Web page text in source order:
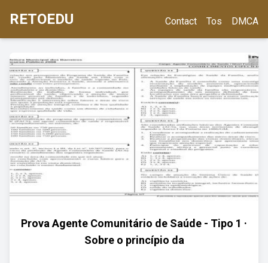
RETOEDU Contact Tos DMCA
Prova Agente Comunitário de Saúde - Tipo 1 ·
Sobre o princípio da